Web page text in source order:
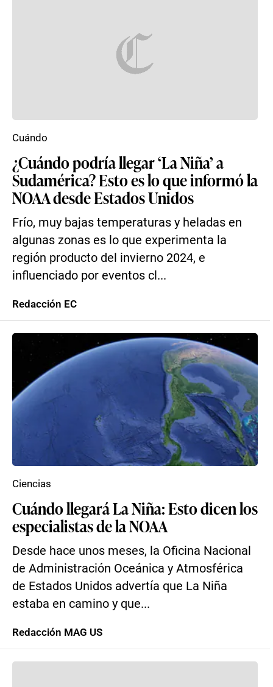
¿Cuándo podría llegar ‘La Niña’ a
Sudamérica? Esto es lo que informó la
NOAA desde Estados Unidos
Frío, muy bajas temperaturas y heladas en
algunas zonas es lo que experimenta la
región producto del invierno 2024, e
influenciado por eventos cl...
Cuándo
Redacción EC
Cuándo llegará La Niña: Esto dicen los
especialistas de la NOAA
Desde hace unos meses, la Oficina Nacional
de Administración Oceánica y Atmosférica
de Estados Unidos advertía que La Niña
estaba en camino y que...
Ciencias
Redacción MAG US